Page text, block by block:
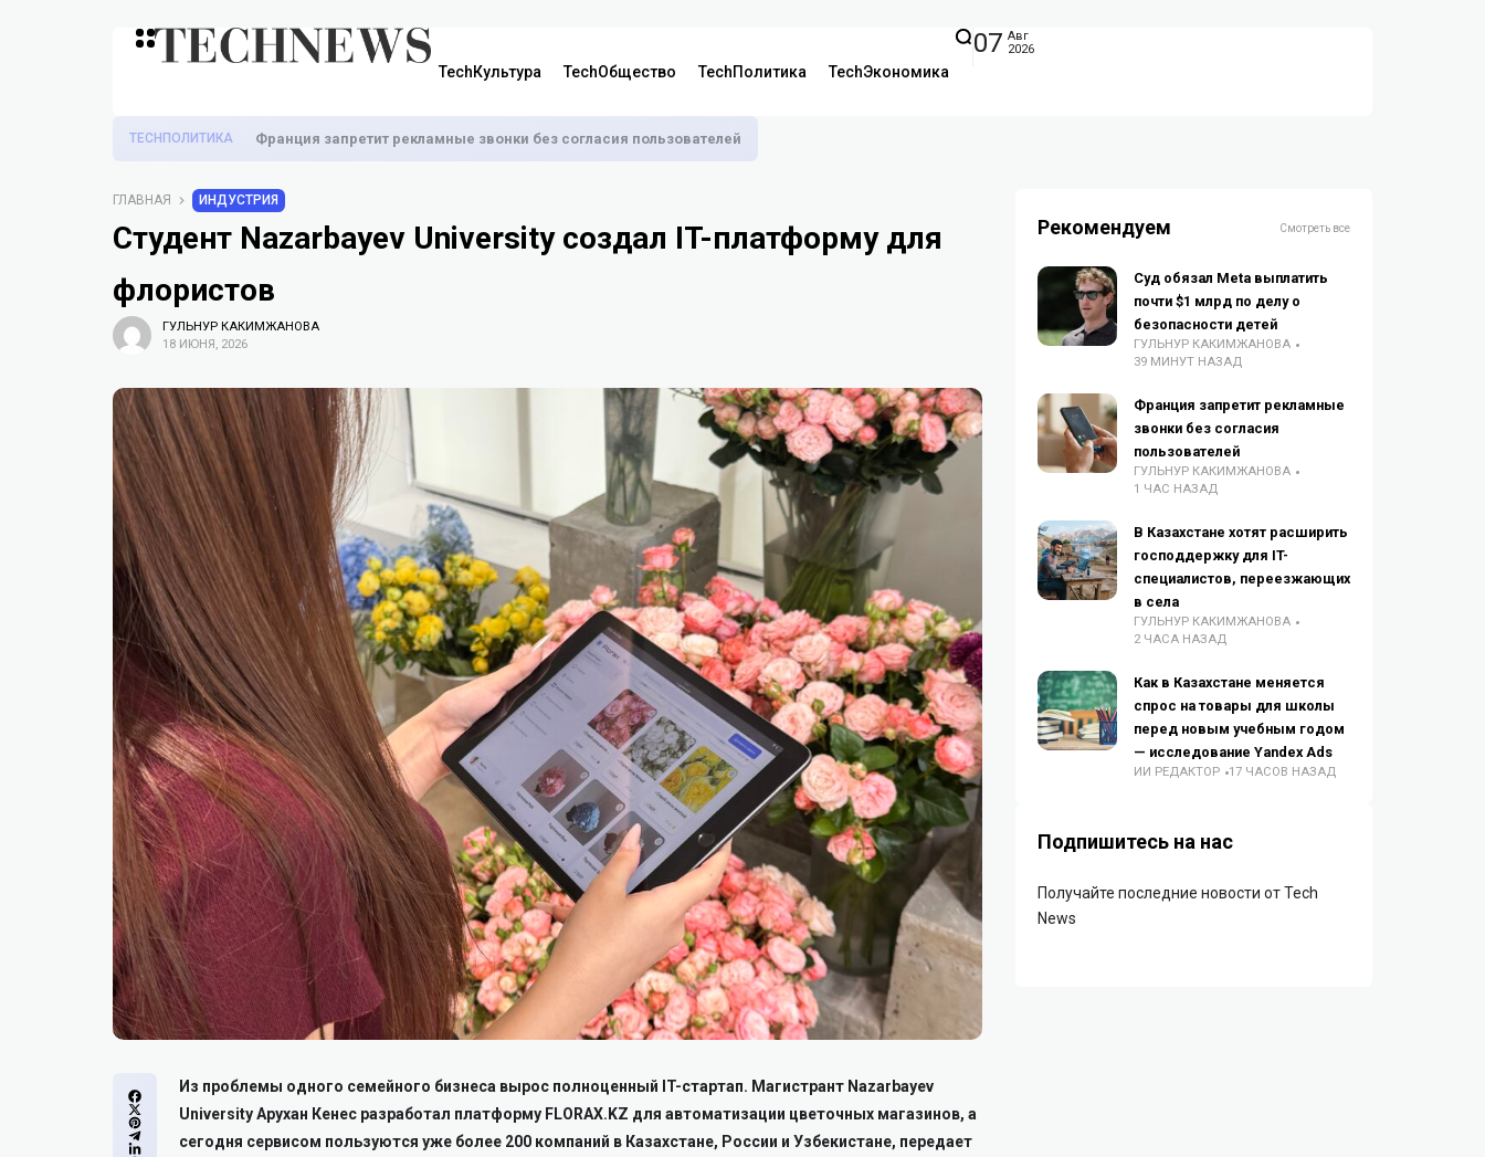
TechКультура TechОбщество TechПолитика TechЭкономика
07 Авг
2026
TECHПОЛИТИКА Франция запретит рекламные звонки без согласия пользователей
ГЛАВНАЯ ИНДУСТРИЯ
Студент Nazarbayev University создал IT-платформу для
флористов
ГУЛЬНУР КАКИМЖАНОВА
18 ИЮНЯ, 2026
Из проблемы одного семейного бизнеса вырос полноценный IT-стартап. Магистрант Nazarbayev
University Арухан Кенес разработал платформу FLORAX.KZ для автоматизации цветочных магазинов, а
сегодня сервисом пользуются уже более 200 компаний в Казахстане, России и Узбекистане, передает
Рекомендуем Смотреть все
Суд обязал Meta выплатить
почти $1 млрд по делу о
безопасности детей
ГУЛЬНУР КАКИМЖАНОВА
39 МИНУТ НАЗАД
Франция запретит рекламные
звонки без согласия
пользователей
ГУЛЬНУР КАКИМЖАНОВА
1 ЧАС НАЗАД
В Казахстане хотят расширить
господдержку для IT-
специалистов, переезжающих
в села
ГУЛЬНУР КАКИМЖАНОВА
2 ЧАСА НАЗАД
Как в Казахстане меняется
спрос на товары для школы
перед новым учебным годом
— исследование Yandex Ads
ИИ РЕДАКТОР 17 ЧАСОВ НАЗАД
Подпишитесь на нас
Получайте последние новости от Tech
News